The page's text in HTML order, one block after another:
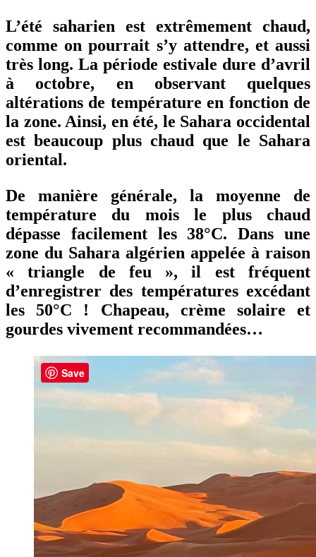
L’été saharien est extrêmement chaud,
comme on pourrait s’y attendre, et aussi
très long. La période estivale dure d’avril
à octobre, en observant quelques
altérations de température en fonction de
la zone. Ainsi, en été, le Sahara occidental
est beaucoup plus chaud que le Sahara
oriental.
De manière générale, la moyenne de
température du mois le plus chaud
dépasse facilement les 38°C. Dans une
zone du Sahara algérien appelée à raison
« triangle de feu », il est fréquent
d’enregistrer des températures excédant
les 50°C ! Chapeau, crème solaire et
gourdes vivement recommandées…
derniers
articles
Save